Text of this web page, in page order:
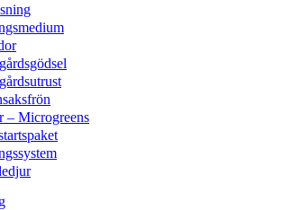
– Microgreens